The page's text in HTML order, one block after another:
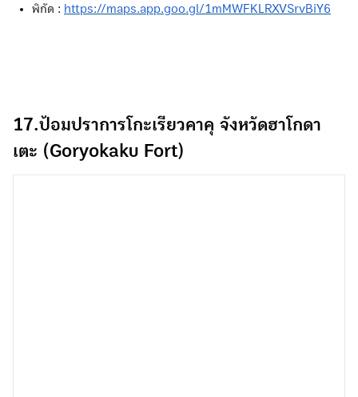
พิกัด : https://maps.app.goo.gl/1mMWFKLRXVSrvBiY6
17.ป้อมปราการโกะเรียวคาคุ จังหวัดฮาโกดา
เตะ (Goryokaku Fort)